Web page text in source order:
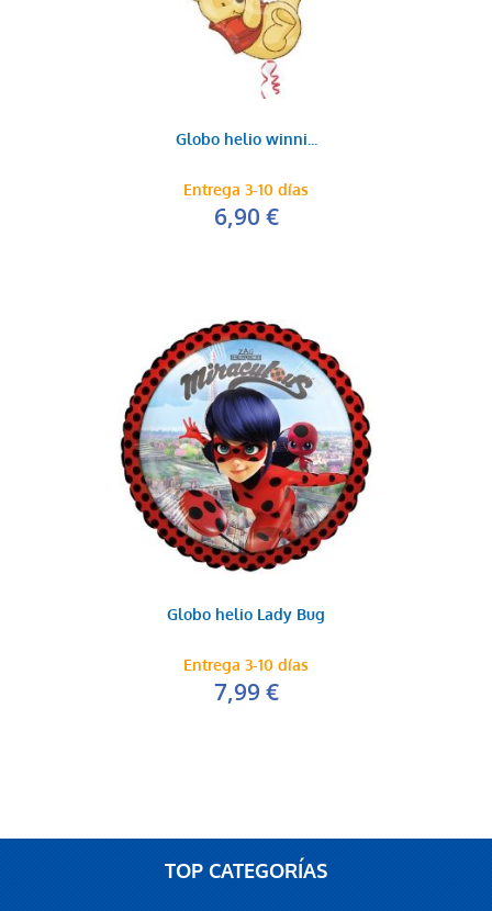
Globo helio winni...
Entrega 3-10 días
6,90 €
Globo helio Lady Bug
Entrega 3-10 días
7,99 €
TOP CATEGORÍAS